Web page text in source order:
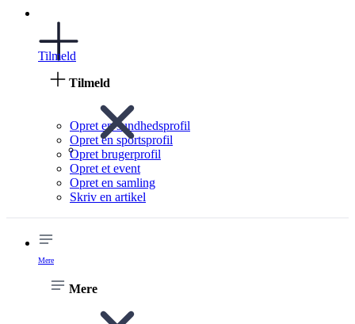
Tilmeld
Tilmeld
Opret en sundhedsprofil
Opret en sportsprofil
Opret brugerprofil
Opret et event
Opret en samling
Skriv en artikel
Mere
Mere